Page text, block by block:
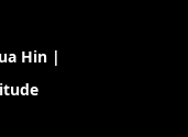
Hin |